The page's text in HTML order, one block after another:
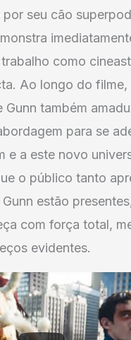
seu cão
como
Ao longo do filme,
Gunn também
para se
e a este novo
o público tanto
estão
com força total,
evidentes.